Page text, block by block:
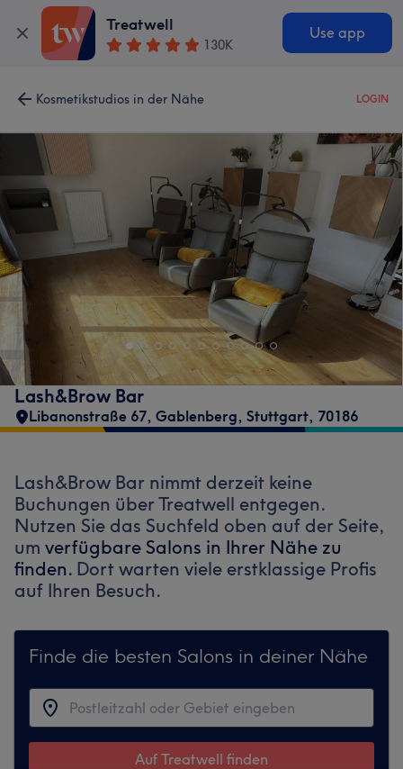
Treatwell
130K
Use app
Kosmetikstudios in der Nähe LOGIN
Lash&Brow Bar
Libanonstraße 67, Gablenberg, Stuttgart, 70186
Lash&Brow Bar nimmt derzeit keine
Buchungen über Treatwell entgegen.
Nutzen Sie das Suchfeld oben auf der Seite,
um verfügbare Salons in Ihrer Nähe zu
finden. Dort warten viele erstklassige Profis
auf Ihren Besuch.
Finde die besten Salons in deiner Nähe
Auf Treatwell finden